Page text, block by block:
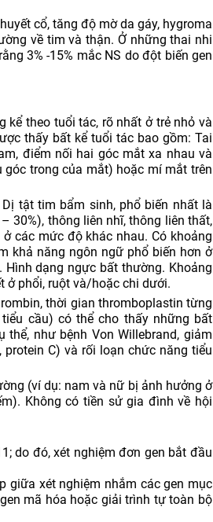
cổ, tăng độ mờ da gáy, hygroma
về tim và thận. Ở những thai nhi
3% -15% mắc NS do đột biến gen
theo tuổi tác, rõ nhất ở trẻ nhỏ và
thấy bất kể tuổi tác bao gồm: Tai
điểm nối hai góc mắt xa nhau và
trong của mắt) hoặc mí mắt trên
tật tim bẩm sinh, phổ biến nhất là
30%), thông liên nhĩ, thông liên thất,
các mức độ khác nhau. Có khoảng
khả năng ngôn ngữ phổ biến hơn ở
dạng ngực bất thường. Khoảng
ở phổi, ruột và/hoặc chi dưới.
thời gian thromboplastin từng
cầu) có thể cho thấy những bất
như bệnh Von Willebrand, giảm
protein C) và rối loạn chức năng tiểu
(ví dụ: nam và nữ bị ảnh hưởng ở
Không có tiền sử gia đình về hội
do đó, xét nghiệm đơn gen bắt đầu
giữa xét nghiệm nhắm các gen mục
mã hóa hoặc giải trình tự toàn bộ